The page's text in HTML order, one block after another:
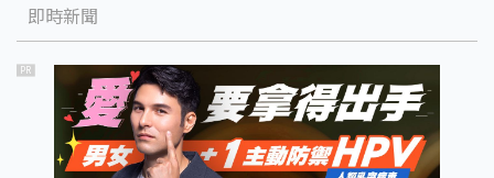
即時新聞
PR